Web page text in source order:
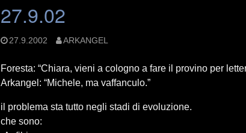
27.9.02
27.9.2002 ARKANGEL
Foresta: “Chiara, vieni a cologno a fare il provino per
Arkangel: “Michele, ma vaffanculo.”
il problema sta tutto negli stadi di evoluzione.
che sono: